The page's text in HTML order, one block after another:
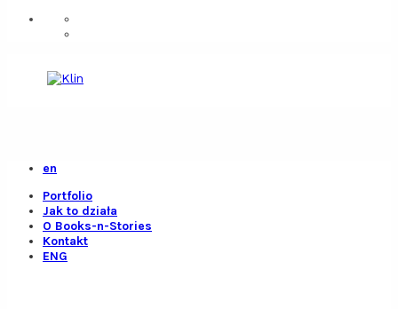
en
Portfolio
Jak to działa
O Books-n-Stories
Kontakt
ENG